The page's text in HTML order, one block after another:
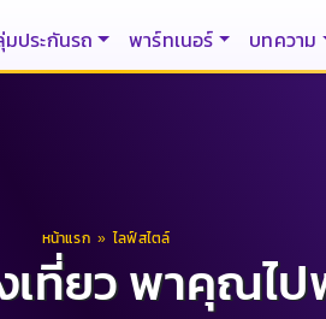
ประกันรถ พาร์ทเนอร์ บทความ
หน้าแรก » ไลฟ์สไตล์
ที่ยว พาคุณไ